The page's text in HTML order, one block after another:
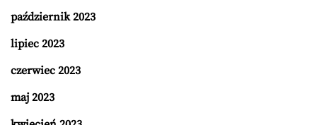
październik 2023
lipiec 2023
czerwiec 2023
maj 2023